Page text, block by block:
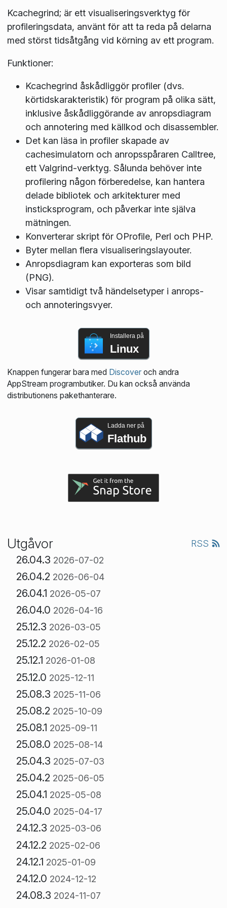
Kcachegrind; är ett visualiseringsverktyg för
profileringsdata, använt för att ta reda på delarna
med störst tidsåtgång vid körning av ett program.
Funktioner:
Kcachegrind åskådliggör profiler (dvs.
körtidskarakteristik) för program på olika sätt,
inklusive åskådliggörande av anropsdiagram
och annotering med källkod och disassembler.
Det kan läsa in profiler skapade av
cachesimulatorn och anropsspåraren Calltree,
ett Valgrind-verktyg. Sålunda behöver inte
profilering någon förberedelse, kan hantera
delade bibliotek och arkitekturer med
insticksprogram, och påverkar inte själva
mätningen.
Konverterar skript för OProfile, Perl och PHP.
Byter mellan flera visualiseringslayouter.
Anropsdiagram kan exporteras som bild
(PNG).
Visar samtidigt två händelsetyper i anrops-
och annoteringsvyer.
Installera på
Linux
Knappen fungerar bara med Discoveroch andra
AppStream programbutiker. Du kan också använda
distributionens pakethanterare.
Ladda ner på
Flathub
Utgåvor RSS
26.04.3 2026-07-02
26.04.2 2026-06-04
26.04.1 2026-05-07
26.04.0 2026-04-16
25.12.3 2026-03-05
25.12.2 2026-02-05
25.12.1 2026-01-08
25.12.0 2025-12-11
25.08.3 2025-11-06
25.08.2 2025-10-09
25.08.1 2025-09-11
25.08.0 2025-08-14
25.04.3 2025-07-03
25.04.2 2025-06-05
25.04.1 2025-05-08
25.04.0 2025-04-17
24.12.3 2025-03-06
24.12.2 2025-02-06
24.12.1 2025-01-09
24.12.0 2024-12-12
24.08.3 2024-11-07